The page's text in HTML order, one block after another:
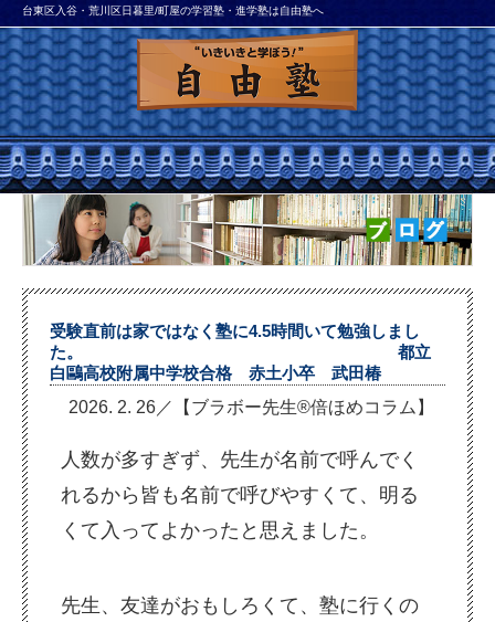
台東区入谷・荒川区日暮里/町屋の学習塾・進学塾は自由塾へ
受験直前は家ではなく塾に4.5時間いて勉強しまし
た。 都立
白鷗高校附属中学校合格 赤土小卒 武田椿
2026. 2. 26／【ブラボー先生®倍ほめコラム】
人数が多すぎず、先生が名前で呼んでく
れるから皆も名前で呼びやすくて、明る
くて入ってよかったと思えました。
先生、友達がおもしろくて、塾に行くの